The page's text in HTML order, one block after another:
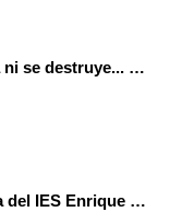
La energía ni se crea ni se destruye... ¡se experimenta! El Tierno en la Feria Madrid es Ciencia 2026
El Gabinete de Física del IES Enrique Tierno Galván de Parla (Curso 25-26)